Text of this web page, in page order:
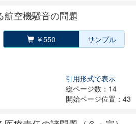
航空機騒音の問題
￥550 サンプル
引用形式で表示
総ページ数：14
開始ページ位置：43